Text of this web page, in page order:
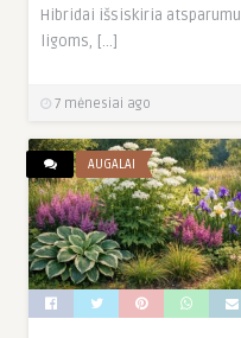
Hibridai išsiskiria atsparumu
ligoms, […]
7 mėnesiai ago
AUGALAI